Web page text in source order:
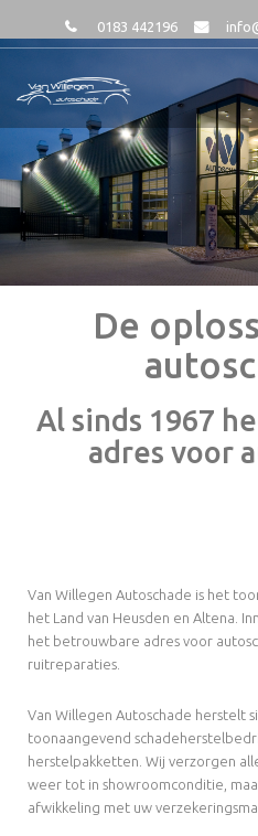
0183 442196
De
Al sinds 1967
adres voor
Van Willegen Autoschade is het
het Land van Heusden en Altena.
het betrouwbare adres voor
ruitreparaties.
Van Willegen Autoschade herstelt
toonaangevend
herstelpakketten. Wij verzorgen
weer tot in showroomconditie,
afwikkeling met uw